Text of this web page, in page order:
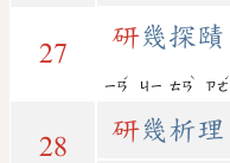
27
研幾探賾
ㄧㄢ
ˊ
ㄐㄧ ㄊㄢ
ˋ
ㄗㄜ
ˊ
28
研幾析理